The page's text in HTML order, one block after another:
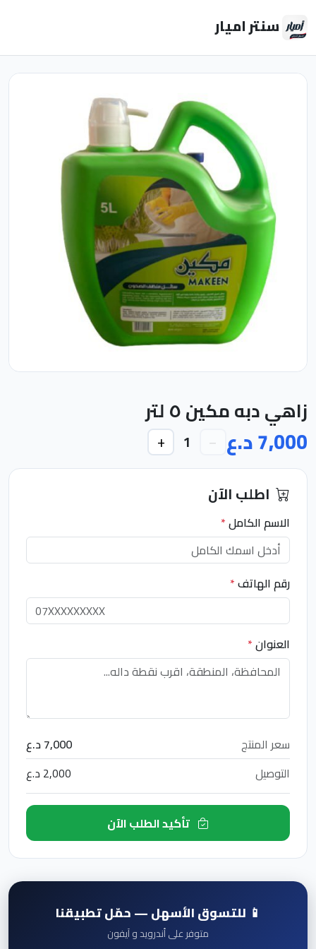
سنتر اميار
زاهي دبه مكين ٥ لتر
7,000 د.ع −
1
+
اطلب الآن
الاسم الكامل*
رقم الهاتف*
العنوان*
سعر المنتج
7,000 د.ع
التوصيل
2,000 د.ع
📱 للتسوق الأسهل — حمّل تطبيقنا
متوفر على أندرويد و آيفون